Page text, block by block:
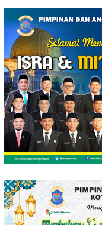
Loncat
konten